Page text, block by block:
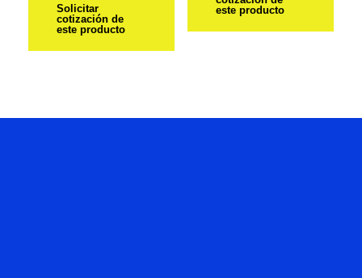
Solicitar
cotización de
este producto
este producto